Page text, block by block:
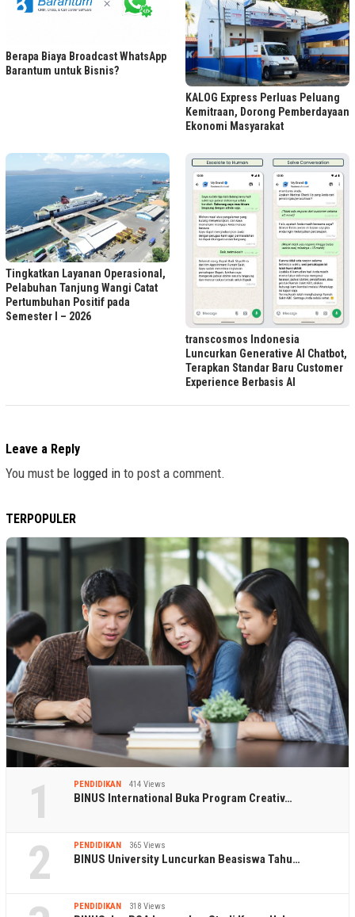
Berapa Biaya Broadcast WhatsApp
Barantum untuk Bisnis?
KALOG Express Perluas Peluang
Kemitraan, Dorong Pemberdayaan
Ekonomi Masyarakat
Tingkatkan Layanan Operasional,
Pelabuhan Tanjung Wangi Catat
Pertumbuhan Positif pada
Semester I – 2026
transcosmos Indonesia
Luncurkan Generative AI Chatbot,
Terapkan Standar Baru Customer
Experience Berbasis AI
Leave a Reply
You must be logged in to post a comment.
TERPOPULER
1 PENDIDIKAN 414 Views
BINUS International Buka Program Creativ…
2 PENDIDIKAN 365 Views
BINUS University Luncurkan Beasiswa Tahu…
PENDIDIKAN 318 Views